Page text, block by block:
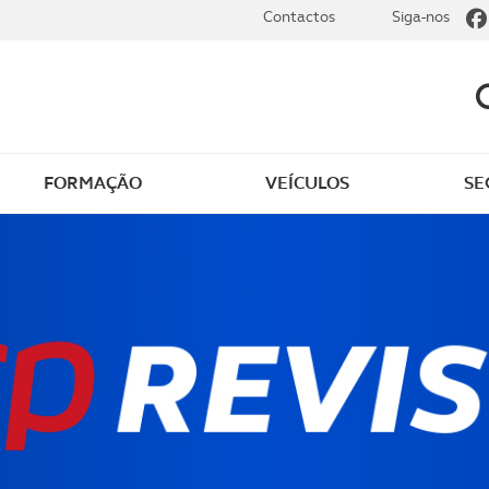
Golfe
Revista ACP Edição
impressa
FORMAÇÃO VEÍCULOS
Contactos Siga-nos